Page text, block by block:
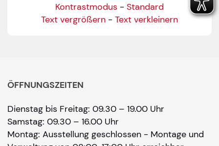
Kontrastmodus - Standard
Text vergrößern - Text verkleinern
ÖFFNUNGSZEITEN
Dienstag bis Freitag: 09.30 – 19.00 Uhr
Samstag: 09.30 – 16.00 Uhr
Montag: Ausstellung geschlossen - Montage und